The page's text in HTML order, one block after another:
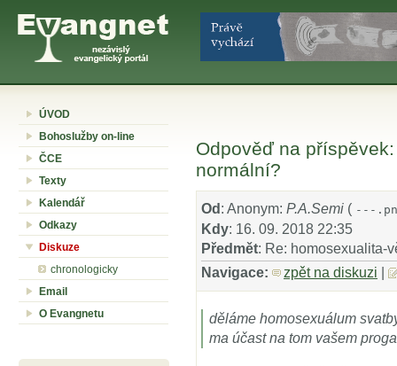
ÚVOD
Bohoslužby on-line
ČCE
Texty
Kalendář
Odkazy
Diskuze
chronologicky
Email
O Evangnetu
Odpověď na
normální?
Od : Anonym: P.A.Semi ( ---
Kdy: 16. 09. 2018 22:35
Předmět: Re: homosexualita-
Navigace:
zpět na diskuzi
děláme homosexuálum
ma účast na tom vašem